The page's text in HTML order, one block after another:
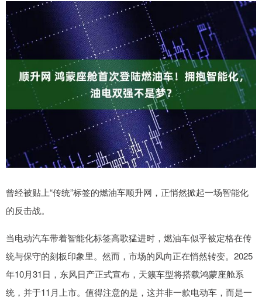
曾经被贴上“传统”标签的燃油车顺升网，正悄然掀起一场智能化
的反击战。
当电动汽车带着智能化标签高歌猛进时，燃油车似乎被定格在传
统与保守的刻板印象里。然而，市场的风向正在悄然转变。2025
年10月31日，东风日产正式宣布，天籁车型将搭载鸿蒙座舱系
统，并于11月上市。值得注意的是，这并非一款电动车，而是一